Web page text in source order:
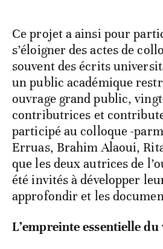
Ce projet a ainsi pour
s’éloigner des actes de
souvent des écrits
un public académique
ouvrage grand public,
contributrices et
participé au colloque -
Erruas, Brahim Alaoui,
que les deux autrices de
été invités à développer
approfondir et les
L’empreinte essentielle du